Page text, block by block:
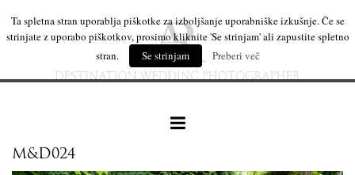
M&D024
Ta spletna stran uporablja piškotke za izboljšanje uporabniške izkušnje. Če se
strinjate z uporabo piškotkov, prosimo kliknite 'Se strinjam' ali zapustite spletno
stran.
Se strinjam Preberi več